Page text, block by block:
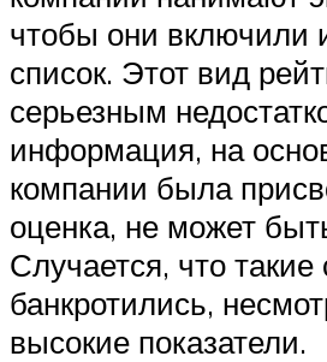
чтобы они включили
список. Этот вид
серьезным
информация, на
компании была
оценка, не может
Случается, что
банкротились,
высокие показатели.